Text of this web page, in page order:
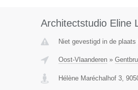
Architectstudio Eline
Niet gevestigd in de
Oost-Vlaanderen»
Hélène Maréchalhof 3,